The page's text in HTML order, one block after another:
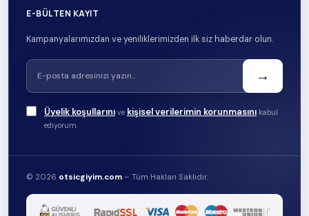
E-BÜLTEN KAYIT
Kampanyalarımızdan ve yeniliklerimizden ilk siz haberdar olun.
→
Üyelik koşullarını ve kişisel verilerimin korunmasını kabul
ediyorum.
© 2026 otsicgiyim.com – Tüm Hakları Saklıdır.